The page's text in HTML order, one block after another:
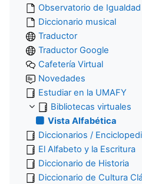
Observatorio de
Diccionario musical
Traductor
Traductor Google
Cafetería Virtual
Novedades
Estudiar en la UMAFY
Bibliotecas virtuales
Vista Alfabética
Diccionarios /
El Alfabeto y la Escritura
Diccionario de Historia
Diccionario de Cultura